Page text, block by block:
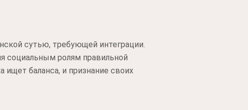
сутью, требующей интеграции.
социальным ролям правильной
ищет баланса, и признание своих